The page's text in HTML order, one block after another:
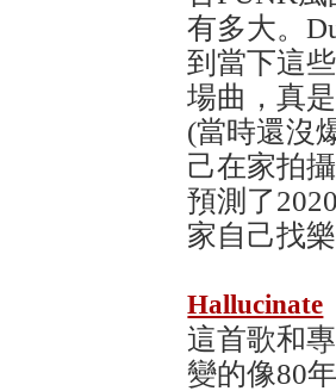
有多大。
到當下這
場曲，真
(當時還沒
己在家拍
預測了
家自己找
Hallucinate
這首歌和
變的像80